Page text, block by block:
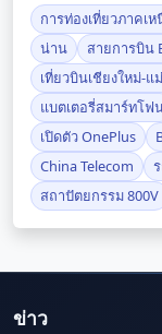
การท่องเที่ยวภาคเห
น่าน
สายการบิน
เที่ยวบินเชียงใหม่-
แบตเตอรี่สมาร์ทโฟ
เปิดตัว OnePlus
China Telecom
สถาปัตยกรรม 800V
ข่าว